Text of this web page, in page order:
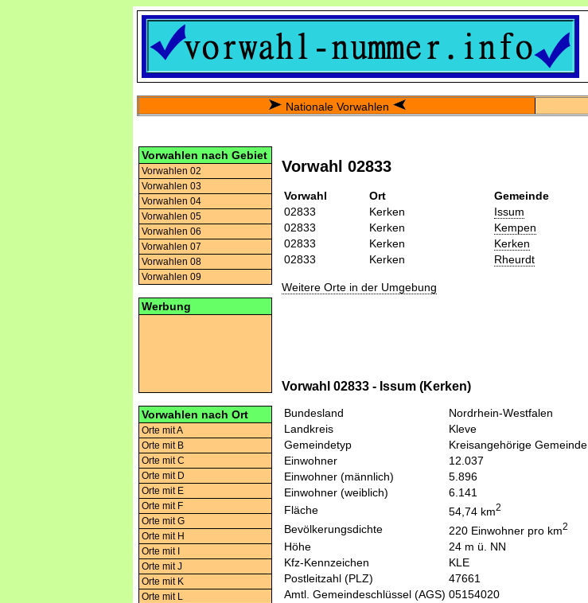
Nationale Vorwahlen
Vorwahlen nach Gebiet
Vorwahlen 02
Vorwahlen 03
Vorwahlen 04
Vorwahlen 05
Vorwahlen 06
Vorwahlen 07
Vorwahlen 08
Vorwahlen 09
Werbung
Vorwahlen nach Ort
Orte mit A
Orte mit B
Orte mit C
Orte mit D
Orte mit E
Orte mit F
Orte mit G
Orte mit H
Orte mit I
Orte mit J
Orte mit K
Orte mit L
Vorwahl 02833
Vorwahl Ort
Gemeinde
02833
Kerken Issum
02833
Kerken Kempen
02833
Kerken Kerken
02833
Kerken Rheurdt
Weitere Orte in der Umgebung
Vorwahl 02833 - Issum (Kerken)
Bundesland
Nordrhein-Westfalen
Landkreis
Kleve
Gemeindetyp
Kreisangehörige Gemeinde
Einwohner
12.037
Einwohner (männlich)
5.896
Einwohner (weiblich)
6.141
Fläche
54,74 km2
Bevölkerungsdichte 220 Einwohner pro km2
Höhe
24 m ü. NN
Kfz-Kennzeichen
KLE
Postleitzahl (PLZ)
47661
Amtl. Gemeindeschlüssel (AGS) 05154020